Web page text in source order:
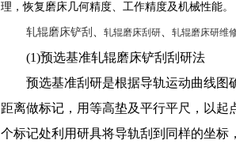
理，恢复磨床几何精度、工作精度及机械性能。
轧辊磨床铲刮 、 轧辊磨床刮研、 轧辊磨床研维
(1)预选基准轧辊磨床铲刮刮研法
预选基准刮研是根据导轨运动曲线图
距离做标记，用等高垫及平行平尺，以
个标记处利用研具将导轨刮到同样的坐标